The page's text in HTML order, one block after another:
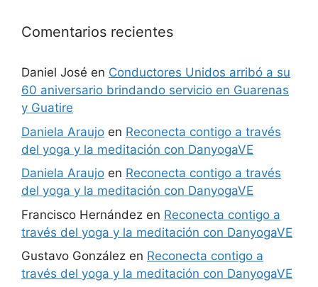
Comentarios recientes
Daniel José en Conductores Unidos arribó a su
60 aniversario brindando servicio en Guarenas
y Guatire
Daniela Araujo en Reconecta contigo a través
del yoga y la meditación con DanyogaVE
Daniela Araujo en Reconecta contigo a través
del yoga y la meditación con DanyogaVE
Francisco Hernández en Reconecta contigo a
través del yoga y la meditación con DanyogaVE
Gustavo González en Reconecta contigo a
través del yoga y la meditación con DanyogaVE